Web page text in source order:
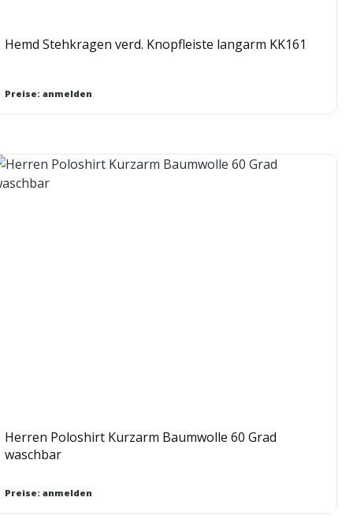
Hemd Stehkragen verd. Knopfleiste langarm KK161
Preise: anmelden
Herren Poloshirt Kurzarm Baumwolle 60 Grad
waschbar
Preise: anmelden